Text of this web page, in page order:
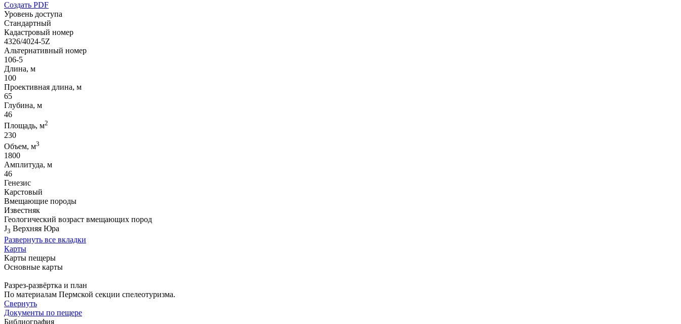
Создать PDF
Уровень доступа
Стандартный
Кадастровый номер
4326/4024-5Z
Альтернативный номер
106-5
Длина, м
100
Проективная длина, м
65
Глубина, м
46
Площадь, м2
230
Объем, м3
1800
Амплитуда, м
46
Генезис
Карстовый
Вмещающие породы
Известняк
Геологический возраст вмещающих пород
J3 Верхняя Юра
Развернуть все вкладки
Карты
Карты пещеры
Основные карты
Разрез-развёртка и план
По материалам Пермской секции спелеотуризма.
Свернуть
Документы по пещере
Библиография